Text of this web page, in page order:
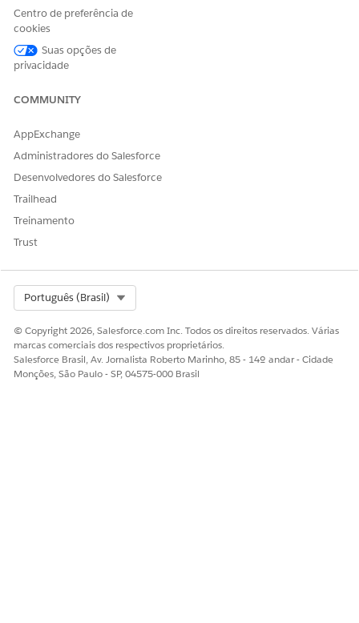
selecioneConfigurações de receita
Na seção Configurações de cotação, pedido e
configuração, localize Configurar classificação de uso e
selecione o procedimento de descoberta de classificação
Suas alterações são salvas automaticamente.
CONSULTE TAMBÉM:
Classificar procedimentos de descoberta
ESTE ARTIGO RESOLVEU SEU PROBLEMA?
Centro de preferência de
cookies
Suas opções de
privacidade
COMMUNITY
AppExchange
Administradores do Salesforce
Desenvolvedores do Salesforce
Trailhead
Treinamento
Trust
Português (Brasil)
© Copyright 2026, Salesforce.com Inc. Todos os direitos reservados. Várias
marcas comerciais dos respectivos proprietários.
Salesforce Brasil, Av. Jornalista Roberto Marinho, 85 - 14º andar - Cidade
Monções, São Paulo - SP, 04575-000 Brasil